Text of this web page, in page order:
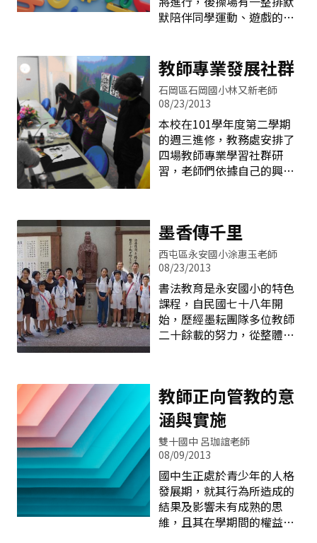
望為孩子留下學習軌跡那初
始的心出發，但就連參與的
一個學期內擠出一本班
政策，發展上安管樂團，提
供學生學習管樂機會。 管樂
長、許慶昌校長及全體親師
生的努力經營下，成果豐碩
斐然，不僅配合學校重大行
事，定期參加學校藝術季演
出，支援社區各項藝術與人
文活動，並獲得95、96、98
學年度臺中市音樂比賽管樂
合奏國小團體B組第二名，
99學年度臺中市音樂比賽管
年度獲得甲等，98、99學年
度獲得優等。
默陪伴同學運動、遊戲的大
老師發揮專業所長，舉辦了
一場史無前例「大樹下的音
樂課」，希望藉此活動感念
大樹的蔭庇並展望松竹更美
好的未來。 長年從事音樂教
育的活動發起人&mdash;鍾
怡雯老師，某日帶著小女兒
坐公車參加一場位於台中市
輪美奐而且高品質的音響餘
音繚繞，現場演出的音樂家
優異的表現及所投注的心
血，令人激賞和景仰。鍾老
師在讚嘆之餘，放眼五百個
座位席中有三百個座位是空
的，心裡不禁地想：遠從國
外特地回台貢獻己力的新銳
多好！因此，鍾老師更加看
見自己身為國小藝術人文教
師的責任所在，故而發想從
自己學校做起，帶領孩子親
近藝術
教師專業發展社群
石岡區石岡國小林又新老師
08/23/2013
本校在101學年度第二學期
的週三進修，教務處安排了
四場教師專業學習社群研
習，老師們依據自己的興趣
群。以下就以藝術與人文社
群為例來分享每次社群活動
的點點滴滴： （一）書法創
作&mdash;墨韻生輝： 本學
期第一次的教師專業社群活
動很幸運能由一位書法家來
擔任講師，那就是本校的何
卿爾老師，由何老師來帶領
不一樣的書法趣味，先用毛
筆沾膠水在宣紙上寫字，再
把墨暈染在字的周邊，製造
計白當黑的效果，有別於一
般的書法習寫，何老師帶給
大家不一樣的體驗，每位老
師也都在習寫時發揮創意，
大家的作品都有不一樣的美
感，這個下午，大家都是書
法大師。 （二）校園藝術空
墨香傳千里
西屯區永安國小涂惠玉老師
08/23/2013
書法教育是永安國小的特色
課程，自民國七十八年開
始，歷經墨耘團隊多位教師
二十餘載的努力，從整體課
安學子的藝術心靈，其成效
亦深受師生、家長與社區人
士的重視與肯定。鄰近各級
學校亦多有為此前來參訪與
交流者，每每讓永安的學生
們從觀摩互動中結交同好，
也擴展書法學習的視野。今
年七月間，在廣東省中山市
石岐中心小學的主動邀約
教師正向管教的意
涵與實施
雙十國中 呂珈誼老師
08/09/2013
國中生正處於青少年的人格
發展期，就其行為所造成的
結果及影響未有成熟的思
維，且其在學期間的權益保